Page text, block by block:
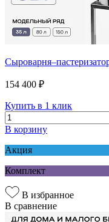
154 400 ₽
Купить в 1 клик
В корзину
Акция
Комплект
В избранное
В сравнение